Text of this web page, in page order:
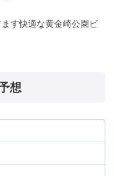
す快適な黄金崎公園ビ
想